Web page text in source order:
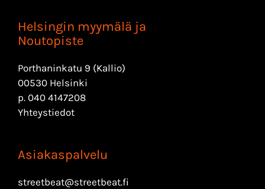
Helsingin myymälä ja
Noutopiste
Porthaninkatu 9 (Kallio)
00530 Helsinki
p. 040 4147208
Yhteystiedot
Asiakaspalvelu
streetbeat@streetbeat.fi